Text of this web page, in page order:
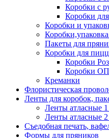
Коробки с
Коробки
Коробки и
Пакеты для
Коробки для
Коробки
Коробки
Креманки
Флористическая
Ленты для коробок,
Ленты атласные
Ленты атласные
Съедобная печать,
Формы для пряников